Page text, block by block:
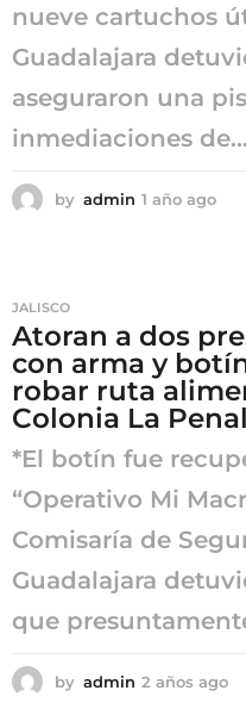
nueve cartuchos
Guadalajara
aseguraron una
inmediaciones de...
by admin 1 año ago
o
JALISCO
Atoran a dos
con arma y
robar ruta
Colonia La
*El botín fue
“Operativo Mi
Comisaría de
Guadalajara
que
by admin 2 años ago